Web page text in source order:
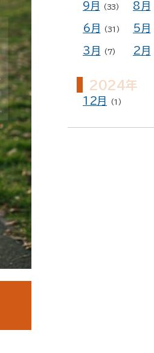
9月 (33) 8月
6月 (31) 5月
3月 (7) 2月
2024年
12月 (1)